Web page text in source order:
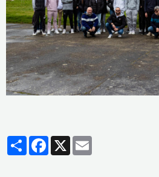
PartagerFacebook
X